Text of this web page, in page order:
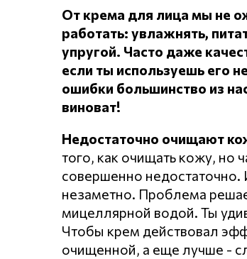
От крема для лица мы не
работать: увлажнять,
упругой. Часто даже
если ты используешь его
ошибки большинство из
виноват!
Недостаточно очищают
того, как очищать кожу, но
совершенно недостаточно.
незаметно. Проблема
мицеллярной водой. Ты
Чтобы крем действовал
очищенной, а еще лучше -